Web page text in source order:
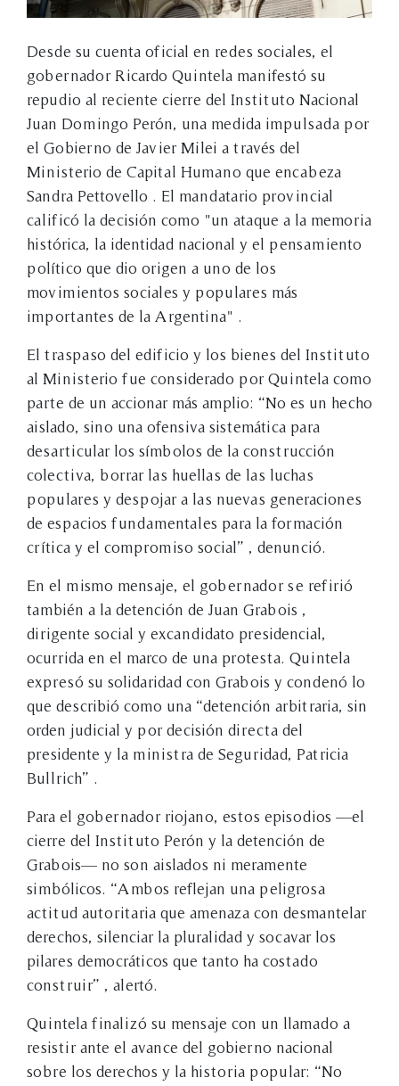
Desde su cuenta oficial en redes sociales, el
gobernador Ricardo Quintela manifestó su
repudio al reciente cierre del Instituto Nacional
Juan Domingo Perón, una medida impulsada por
el Gobierno de Javier Milei a través del
Ministerio de Capital Humano que encabeza
Sandra Pettovello . El mandatario provincial
calificó la decisión como "un ataque a la memoria
histórica, la identidad nacional y el pensamiento
político que dio origen a uno de los
movimientos sociales y populares más
importantes de la Argentina" .
El traspaso del edificio y los bienes del Instituto
al Ministerio fue considerado por Quintela como
parte de un accionar más amplio: “No es un hecho
aislado, sino una ofensiva sistemática para
desarticular los símbolos de la construcción
colectiva, borrar las huellas de las luchas
populares y despojar a las nuevas generaciones
de espacios fundamentales para la formación
crítica y el compromiso social” , denunció.
En el mismo mensaje, el gobernador se refirió
también a la detención de Juan Grabois ,
dirigente social y excandidato presidencial,
ocurrida en el marco de una protesta. Quintela
expresó su solidaridad con Grabois y condenó lo
que describió como una “detención arbitraria, sin
orden judicial y por decisión directa del
presidente y la ministra de Seguridad, Patricia
Bullrich” .
Para el gobernador riojano, estos episodios —el
cierre del Instituto Perón y la detención de
Grabois— no son aislados ni meramente
simbólicos. “Ambos reflejan una peligrosa
actitud autoritaria que amenaza con desmantelar
derechos, silenciar la pluralidad y socavar los
pilares democráticos que tanto ha costado
construir” , alertó.
Quintela finalizó su mensaje con un llamado a
resistir ante el avance del gobierno nacional
sobre los derechos y la historia popular: “No